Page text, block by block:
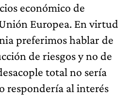
económico de
Europea. En virtud
preferimos hablar de
de riesgos y no de
total no sería
respondería al interés